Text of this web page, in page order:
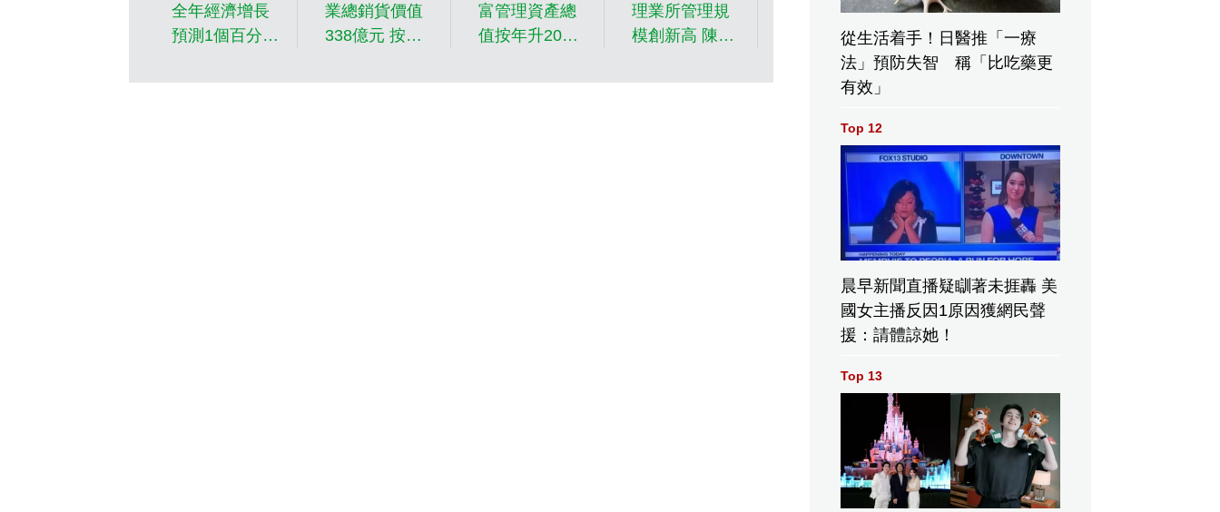
全年經濟增長
預測1個百分點
3.5%至4%
業總銷貨價值
338億元 按年
富管理資產總
值按年升20%
創歷史新高
理業所管理規
模創新高 陳茂
來源持續高度
港全年出口增
長預測至逾
易回歸至今穩
步增長 29年來
年均升6.7%至
從生活着手！日醫推「一療
法」預防失智 稱「比吃藥更
有效」
Top 12
晨早新聞直播疑瞓著未捱轟 美
國女主播反因1原因獲網民聲
援：請體諒她！
Top 13